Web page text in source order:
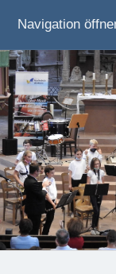
Navigation